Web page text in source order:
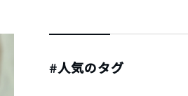
#人気のタグ